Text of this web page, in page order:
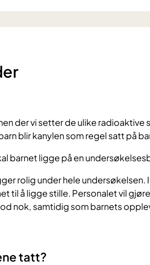
der vi setter de ulike radioaktive
blir kanylen som regel satt på
barnet ligge på en
rolig under hele
til å ligge stille. Personalet vil
nok, samtidig som barnets
tatt?